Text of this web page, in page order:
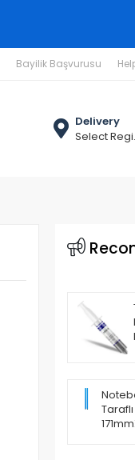
Bayilik Başvurusu
Delivery